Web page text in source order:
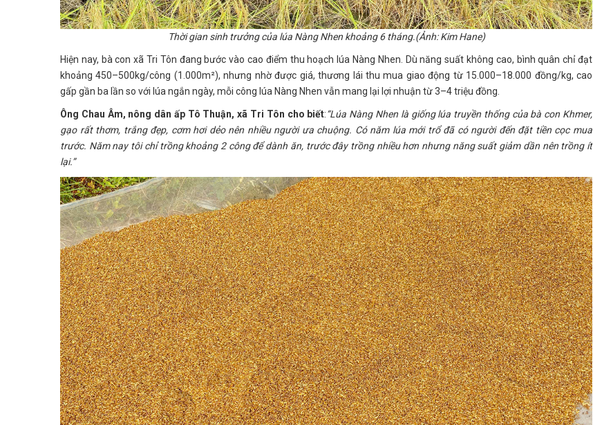
Thời gian sinh trưởng của lúa Nàng Nhen khoảng 6 tháng.(Ảnh: Kim Hane)
Hiện nay, bà con xã Tri Tôn đang bước vào cao điểm thu hoạch lúa Nàng Nhen. Dù năng suất không cao, bình quân chỉ đạt
khoảng 450–500kg/công (1.000m²), nhưng nhờ được giá, thương lái thu mua giao động từ 15.000–18.000 đồng/kg, cao
gấp gần ba lần so với lúa ngắn ngày, mỗi công lúa Nàng Nhen vẫn mang lại lợi nhuận từ 3–4 triệu đồng.
Ông Chau Âm, nông dân ấp Tô Thuận, xã Tri Tôn cho biết:“Lúa Nàng Nhen là giống lúa truyền thống của bà con Khmer,
gạo rất thơm, trắng đẹp, cơm hơi dẻo nên nhiều người ưa chuộng. Có năm lúa mới trổ đã có người đến đặt tiền cọc mua
trước. Năm nay tôi chỉ trồng khoảng 2 công để dành ăn, trước đây trồng nhiều hơn nhưng năng suất giảm dần nên trồng ít
lại.”